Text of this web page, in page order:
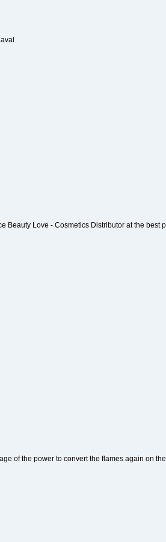
Beauty Love - Cosmetics Distributor at the best
of the power to convert the flames again on